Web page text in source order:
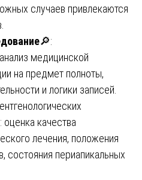
случаев привлекаются
🔎:
медицинской
на предмет полноты,
и логики записей.
оценка качества
лечения, положения
состояния периапикальных